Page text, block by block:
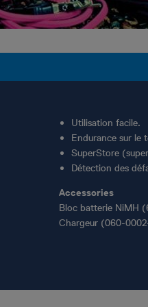
Utilisation facile.
Endurance sur le
SuperStore
Détection des
Accessories
Bloc batterie NiMH
Chargeur (060-